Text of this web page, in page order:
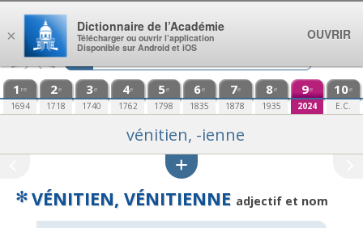
Aller au contenu
1 re
1694
2e
1718
3e
1740
4e
1762
5e
1798
6e
1835
7e
1878
8e
1935
9e
2024
10e
E.C.
vénitien, -ienne
✻ VÉNITIEN, VÉNITIENNE adjectif et nom
×
Dictionnaire de l’Académie
Télécharger ou ouvrir l’application
Disponible sur Android et iOS
OUVRIR